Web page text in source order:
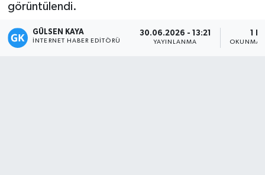
görüntülendi.
GÜLSEN KAYA
İNTERNET HABER EDITÖRÜ
30.06.2026 - 13:21
YAYINLANMA OKUNMA